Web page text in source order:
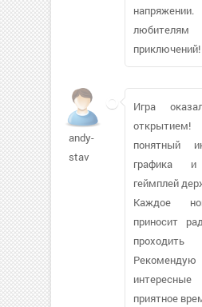
приключений!
andy-
stav
Игра
понятный
графика и
геймплей
Каждое
приносит
приятное